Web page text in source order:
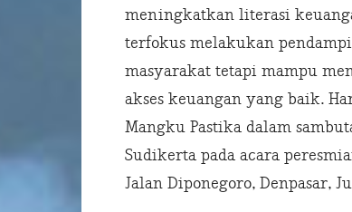
meningkatkan literasi
terfokus melakukan
masyarakat tetapi mampu
akses keuangan yang baik.
Mangku Pastika dalam
Sudikerta pada acara
Jalan Diponegoro, Denpasar,